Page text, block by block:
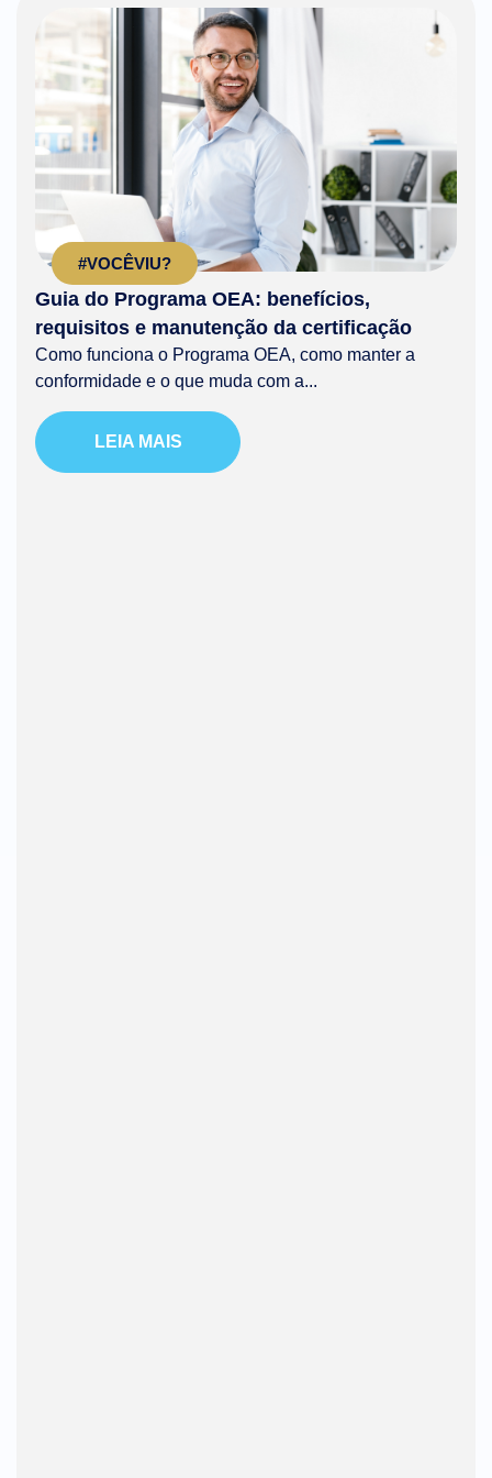
#VOCÊVIU?
Guia do Programa OEA: benefícios,
requisitos e manutenção da certificação
Como funciona o Programa OEA, como manter a
conformidade e o que muda com a...
LEIA MAIS